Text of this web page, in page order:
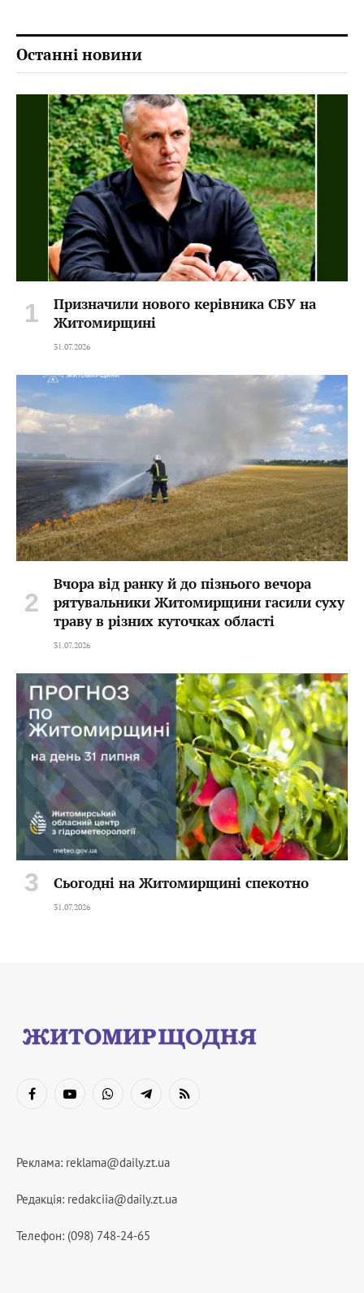
Останні новини
Призначили нового керівника СБУ на
Житомирщині
31.07.2026
Вчора від ранку й до пізнього вечора
рятувальники Житомирщини гасили суху
траву в різних куточках області
31.07.2026
Сьогодні на Житомирщині спекотно
31.07.2026
FacebookYouTubeWhatsAppTelegramRSS
Реклама: reklama@daily.zt.ua
Редакція: redakciia@daily.zt.ua
Телефон: (098) 748-24-65